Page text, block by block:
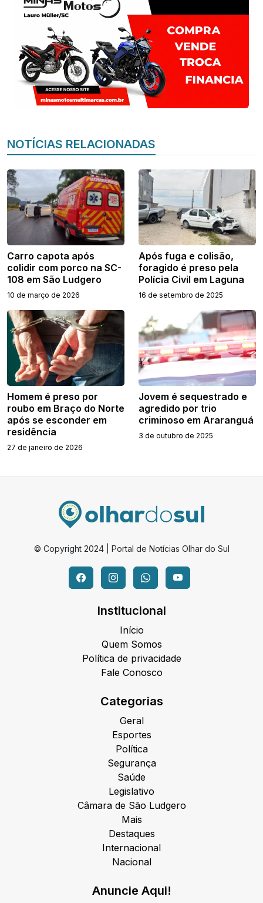
NOTÍCIAS RELACIONADAS
Carro capota após
colidir com porco na SC-
108 em São Ludgero
10 de março de 2026
Após fuga e colisão,
foragido é preso pela
Polícia Civil em Laguna
16 de setembro de 2025
Homem é preso por
roubo em Braço do Norte
após se esconder em
residência
27 de janeiro de 2026
Jovem é sequestrado e
agredido por trio
criminoso em Araranguá
3 de outubro de 2025
© Copyright 2024 | Portal de Notícias Olhar do Sul
Institucional
Início
Quem Somos
Política de privacidade
Fale Conosco
Categorias
Geral
Esportes
Política
Segurança
Saúde
Legislativo
Câmara de São Ludgero
Mais
Destaques
Internacional
Nacional
Anuncie Aqui!